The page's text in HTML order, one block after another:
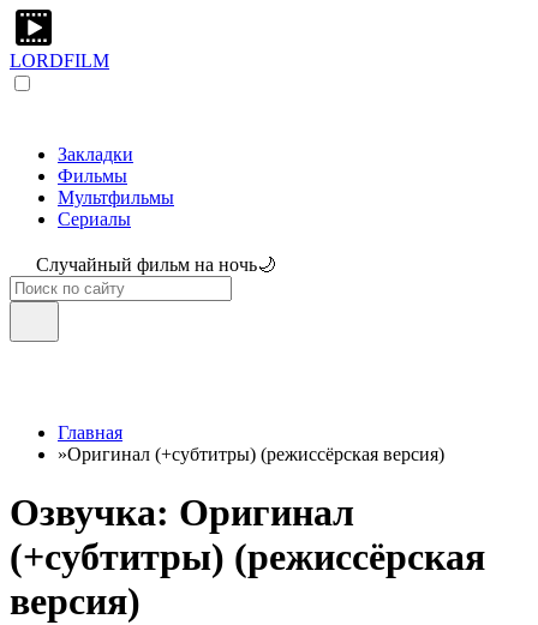
LORDFILM
Закладки
Фильмы
Мультфильмы
Сериалы
Случайный фильм на ночь🌙
Главная
»Оригинал (+субтитры) (режиссёрская версия)
Озвучка: Оригинал
(+субтитры) (режиссёрская
версия)